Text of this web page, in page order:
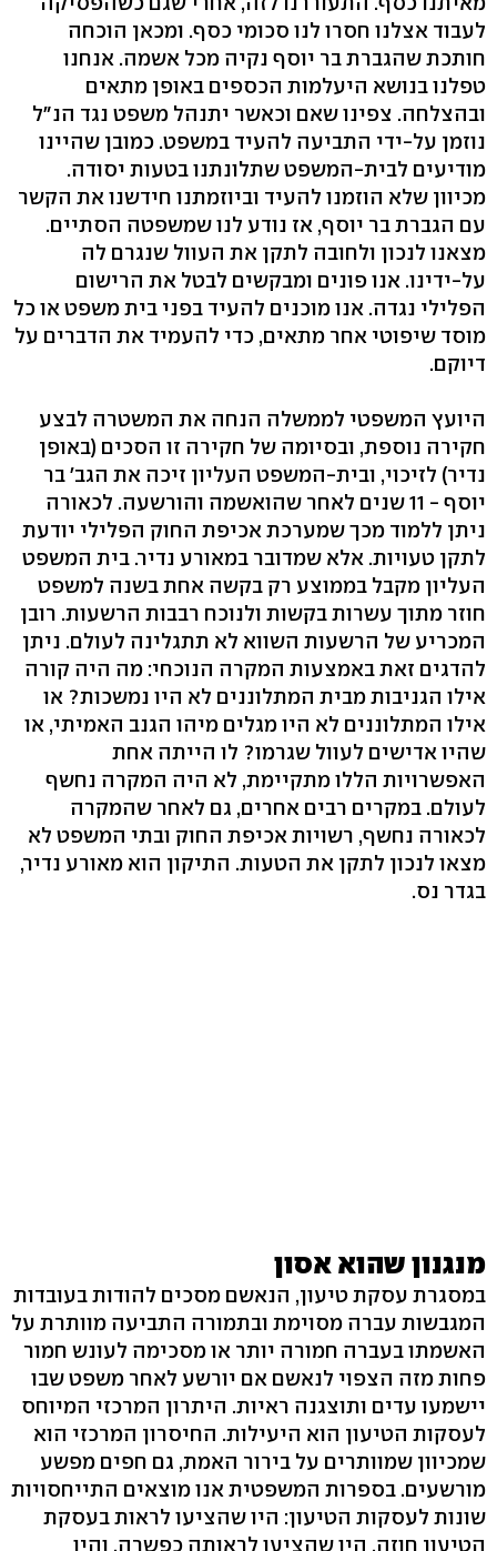
לעבוד אצלנו חסרו לנו סכומי כסף. ומכאן הוכחה
חותכת שהגברת בר יוסף נקיה מכל אשמה. אנחנו
טפלנו בנושא היעלמות הכספים באופן מתאים
ובהצלחה. צפינו שאם וכאשר יתנהל משפט נגד הנ"ל
נוזמן על-ידי התביעה להעיד במשפט. כמובן שהיינו
מודיעים לבית-המשפט שתלונתנו בטעות יסודה.
מכיוון שלא הוזמנו להעיד וביוזמתנו חידשנו את הקשר
עם הגברת בר יוסף, אז נודע לנו שמשפטה הסתיים.
מצאנו לנכון ולחובה לתקן את העוול שנגרם לה
על-ידינו. אנו פונים ומבקשים לבטל את הרישום
הפלילי נגדה. אנו מוכנים להעיד בפני בית משפט או כל
מוסד שיפוטי אחר מתאים, כדי להעמיד את הדברים על
דיוקם.
היועץ המשפטי לממשלה הנחה את המשטרה לבצע
חקירה נוספת, ובסיומה של חקירה זו הסכים (באופן
נדיר) לזיכוי, ובית-המשפט העליון זיכה את הגב' בר
יוסף - 11 שנים לאחר שהואשמה והורשעה. לכאורה
ניתן ללמוד מכך שמערכת אכיפת החוק הפלילי יודעת
לתקן טעויות. אלא שמדובר במאורע נדיר. בית המשפט
העליון מקבל בממוצע רק בקשה אחת בשנה למשפט
חוזר מתוך עשרות בקשות ולנוכח רבבות הרשעות. רובן
המכריע של הרשעות השווא לא תתגלינה לעולם. ניתן
להדגים זאת באמצעות המקרה הנוכחי: מה היה קורה
אילו הגניבות מבית המתלוננים לא היו נמשכות? או
אילו המתלוננים לא היו מגלים מיהו הגנב האמיתי, או
שהיו אדישים לעוול שגרמו? לו הייתה אחת
האפשרויות הללו מתקיימת, לא היה המקרה נחשף
לעולם. במקרים רבים אחרים, גם לאחר שהמקרה
לכאורה נחשף, רשויות אכיפת החוק ובתי המשפט לא
מצאו לנכון לתקן את הטעות. התיקון הוא מאורע נדיר,
בגדר נס.
מנגנון שהוא אסון
במסגרת עסקת טיעון, הנאשם מסכים להודות בעובדות
המגבשות עברה מסוימת ובתמורה התביעה מוותרת על
האשמתו בעברה חמורה יותר או מסכימה לעונש חמור
פחות מזה הצפוי לנאשם אם יורשע לאחר משפט שבו
יישמעו עדים ותוצגנה ראיות. היתרון המרכזי המיוחס
לעסקות הטיעון הוא היעילות. החיסרון המרכזי הוא
שמכיוון שמוותרים על בירור האמת, גם חפים מפשע
מורשעים. בספרות המשפטית אנו מוצאים התייחסויות
שונות לעסקות הטיעון: היו שהציעו לראות בעסקת
הטיעון חוזה, היו שהציעו לראותה כפשרה, והיו